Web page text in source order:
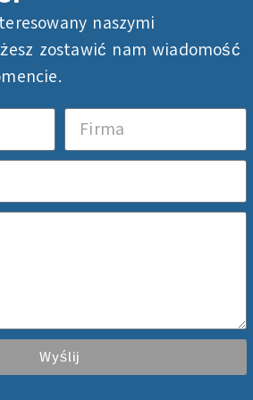
naszymi
zostawić nam wiadomość
Wyślij